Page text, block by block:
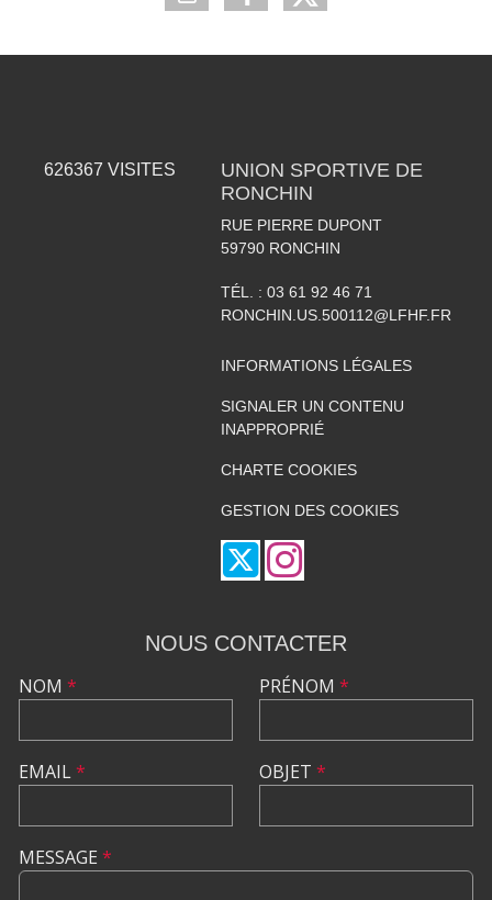
626367 VISITES
UNION SPORTIVE DE
RONCHIN
RUE PIERRE DUPONT
59790 RONCHIN
TÉL. : 03 61 92 46 71
RONCHIN.US.500112@LFHF.FR
INFORMATIONS LÉGALES
SIGNALER UN CONTENU
INAPPROPRIÉ
CHARTE COOKIES
GESTION DES COOKIES
NOUS CONTACTER
NOM *
EMAIL*
PRÉNOM *
OBJET *
MESSAGE *